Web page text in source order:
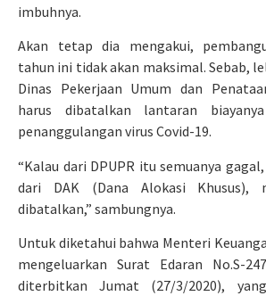
imbuhnya.
Akan tetap dia mengakui,
tahun ini tidak akan maksimal. Sebab,
Dinas Pekerjaan Umum dan
harus dibatalkan lantaran
penanggulangan virus Covid-19.
“Kalau dari DPUPR itu semuanya
dari DAK (Dana Alokasi Khusus),
dibatalkan,” sambungnya.
Untuk diketahui bahwa Menteri
mengeluarkan Surat Edaran No.S-
diterbitkan Jumat (27/3/2020),